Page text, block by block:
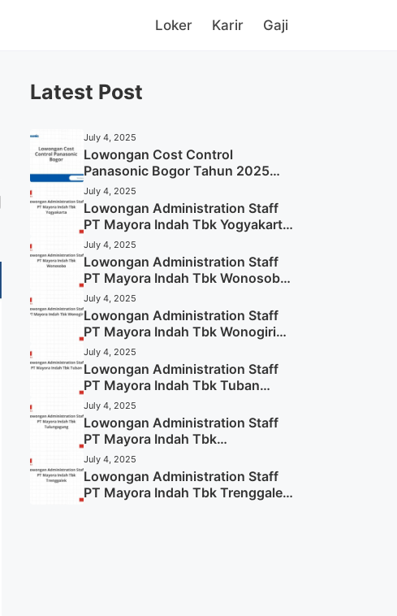
Loker Karir Gaji
Latest Post
July 4, 2025
Lowongan Cost Control
Panasonic Bogor Tahun 2025
(Lamar Sekarang)
July 4, 2025
Lowongan Administration Staff
PT Mayora Indah Tbk Yogyakarta
Tahun 2025
July 4, 2025
Lowongan Administration Staff
PT Mayora Indah Tbk Wonosobo
Tahun 2025 (Lamar Sekarang)
July 4, 2025
Lowongan Administration Staff
PT Mayora Indah Tbk Wonogiri
Tahun 2025 (Apply Now)
July 4, 2025
Lowongan Administration Staff
PT Mayora Indah Tbk Tuban
Tahun 2025 (Resmi)
July 4, 2025
Lowongan Administration Staff
PT Mayora Indah Tbk
Tulungagung Tahun 2025 (Lamar
Sekarang)
July 4, 2025
Lowongan Administration Staff
PT Mayora Indah Tbk Trenggalek